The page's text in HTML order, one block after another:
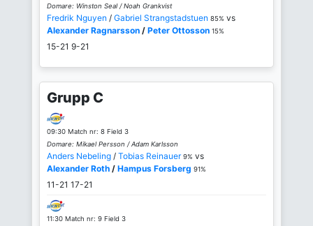
Domare: Winston Seal / Noah Grankvist
Fredrik Nguyen / Gabriel Strangstadstuen 85% vs
Alexander Ragnarsson / Peter Ottosson 15%
15-21 9-21
Grupp C
09:30 Match nr: 8 Field 3
Domare: Mikael Persson / Adam Karlsson
Anders Nebeling / Tobias Reinauer 9% vs
Alexander Roth / Hampus Forsberg 91%
11-21 17-21
11:30 Match nr: 9 Field 3